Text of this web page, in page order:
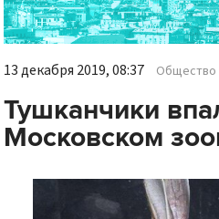
13 декабря 2019, 08:37 Общество
Тушканчики
Московском